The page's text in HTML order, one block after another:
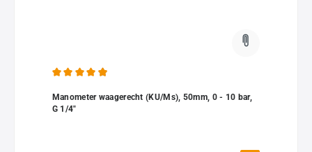
Manometer waagerecht (KU/Ms), 50mm, 0 - 10 bar,
G 1/4"